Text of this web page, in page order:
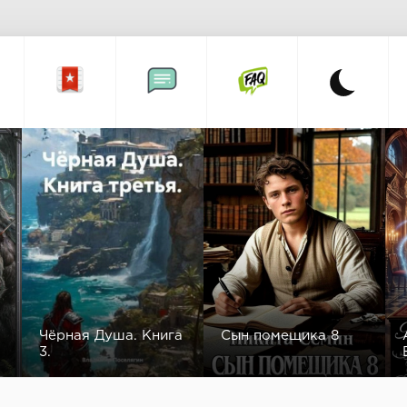
Чёрная Душа. Книга
3.
Сын помещика 8